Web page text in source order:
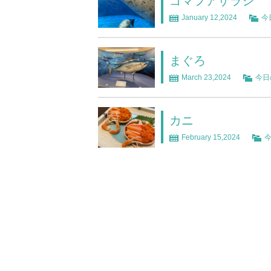
January 12,2024 今
まぐろ
March 23,2024 今
カニ
February 15,2024